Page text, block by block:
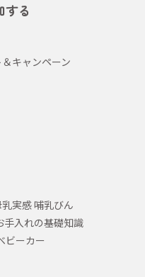
する
キャンペーン
実感 哺乳びん
手入れの基礎知識
ビーカー